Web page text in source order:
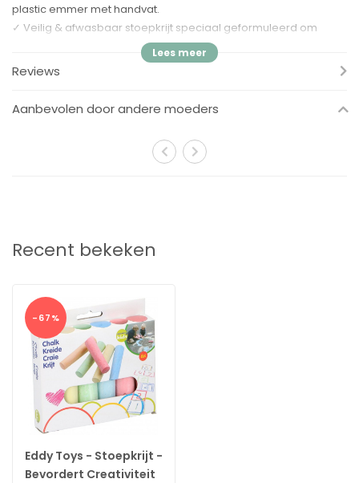
plastic emmer met handvat.
✓ Veilig & afwasbaar stoepkrijt speciaal geformuleerd om
krijtstof te minimaliseren voor gebruik binnen en buiten.
✓ Peuters, kinderen, tieners en volwassenen kunnen allemaal
maken.
Reviews
Aanbevolen door andere moeders
Recent bekeken
-67%
Eddy Toys - Stoepkrijt -
Bevordert Creativiteit